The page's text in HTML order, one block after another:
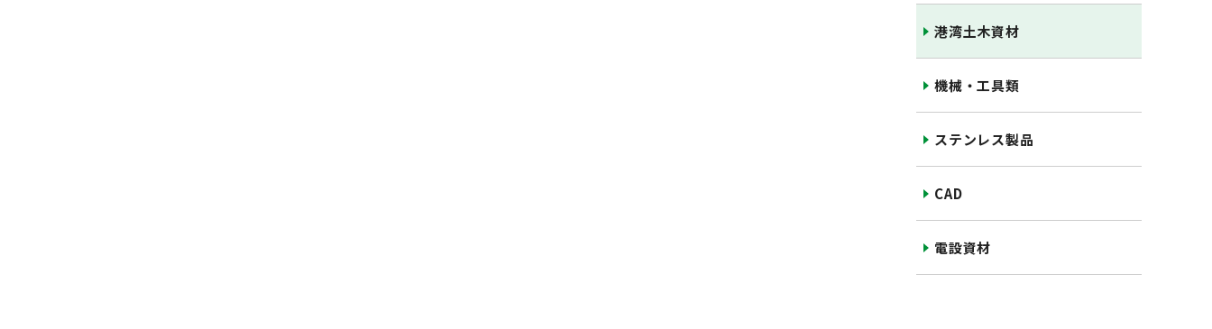
港湾土木資材
機械・工具類
ステンレス製品
CAD
電設資材